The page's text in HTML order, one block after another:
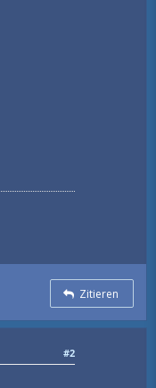
Zitieren
#2